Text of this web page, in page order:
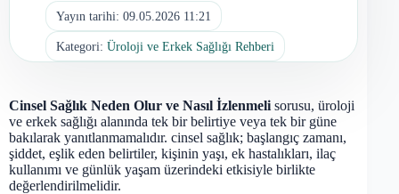
Yayın tarihi: 09.05.2026 11:21
Kategori: Üroloji ve Erkek Sağlığı Rehberi
Cinsel Sağlık Neden Olur ve Nasıl İzlenmeli sorusu, üroloji
ve erkek sağlığı alanında tek bir belirtiye veya tek bir güne
bakılarak yanıtlanmamalıdır. cinsel sağlık; başlangıç zamanı,
şiddet, eşlik eden belirtiler, kişinin yaşı, ek hastalıkları, ilaç
kullanımı ve günlük yaşam üzerindeki etkisiyle birlikte
değerlendirilmelidir.